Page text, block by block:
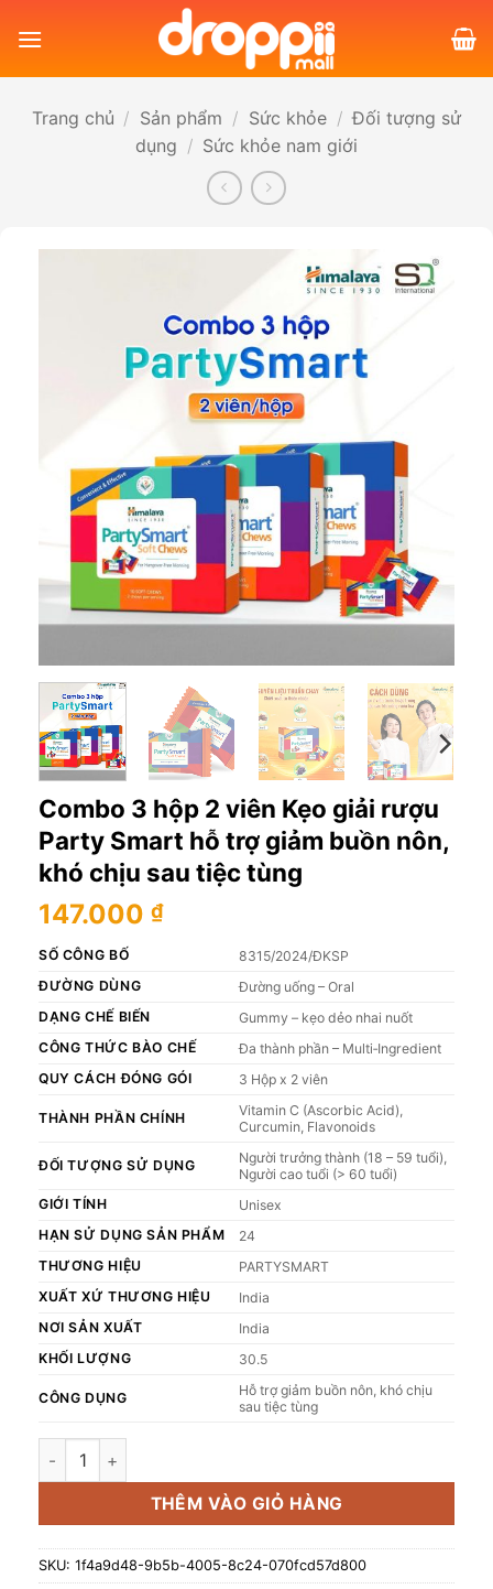
qua
Trang chủ / Sản phẩm / Sức khỏe / Đối tượng sử
dụng / Sức khỏe nam giới
Combo 3 hộp 2 viên Kẹo giải rượu
Party Smart hỗ trợ giảm buồn nôn,
khó chịu sau tiệc tùng
147.000 ₫
SỐ CÔNG BỐ
8315/2024/ĐKSP
ĐƯỜNG DÙNG
Đường uống – Oral
DẠNG CHẾ BIẾN
Gummy – kẹo dẻo nhai nuốt
CÔNG THỨC BÀO CHẾ
Đa thành phần – Multi‑Ingredient
QUY CÁCH ĐÓNG GÓI
3 Hộp x 2 viên
THÀNH PHẦN CHÍNH
Vitamin C (Ascorbic Acid),
Curcumin, Flavonoids
ĐỐI TƯỢNG SỬ DỤNG
Người trưởng thành (18 – 59 tuổi),
Người cao tuổi (> 60 tuổi)
GIỚI TÍNH
Unisex
HẠN SỬ DỤNG SẢN PHẨM
24
THƯƠNG HIỆU
PARTYSMART
XUẤT XỨ THƯƠNG HIỆU
India
NƠI SẢN XUẤT
India
KHỐI LƯỢNG
30.5
CÔNG DỤNG
Hỗ trợ giảm buồn nôn, khó chịu
sau tiệc tùng
Combo 3 hộp 2 viên Kẹo giải rượu Party Smart hỗ trợ
THÊM VÀO GIỎ HÀNG
SKU: 1f4a9d48-9b5b-4005-8c24-070fcd57d800